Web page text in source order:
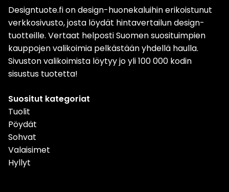
Designtuote.fi on design-huonekaluihin erikoistunut
verkkosivusto, josta löydät hintavertailun design-
tuotteille. Vertaat helposti Suomen suosituimpien
kauppojen valikoimia pelkästään yhdellä haulla.
Sivuston valikoimista löytyy jo yli 100 000 kodin
sisustus tuotetta!
Suositut kategoriat
Tuolit
Pöydät
Sohvat
Valaisimet
Hyllyt